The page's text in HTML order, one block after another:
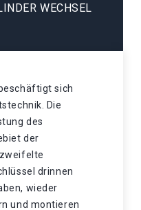
WECHSEL D
sich
Die
des
der
drinnen
wieder
und montieren